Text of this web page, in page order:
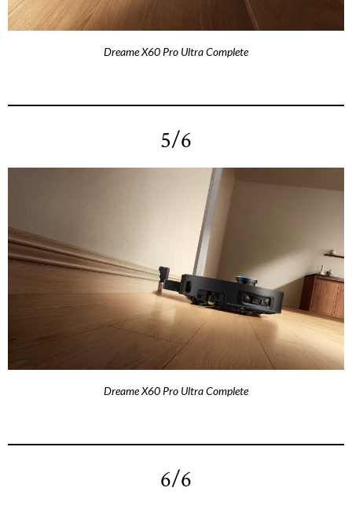
Dreame X60 Pro Ultra Complete
5/6
Dreame X60 Pro Ultra Complete
6/6